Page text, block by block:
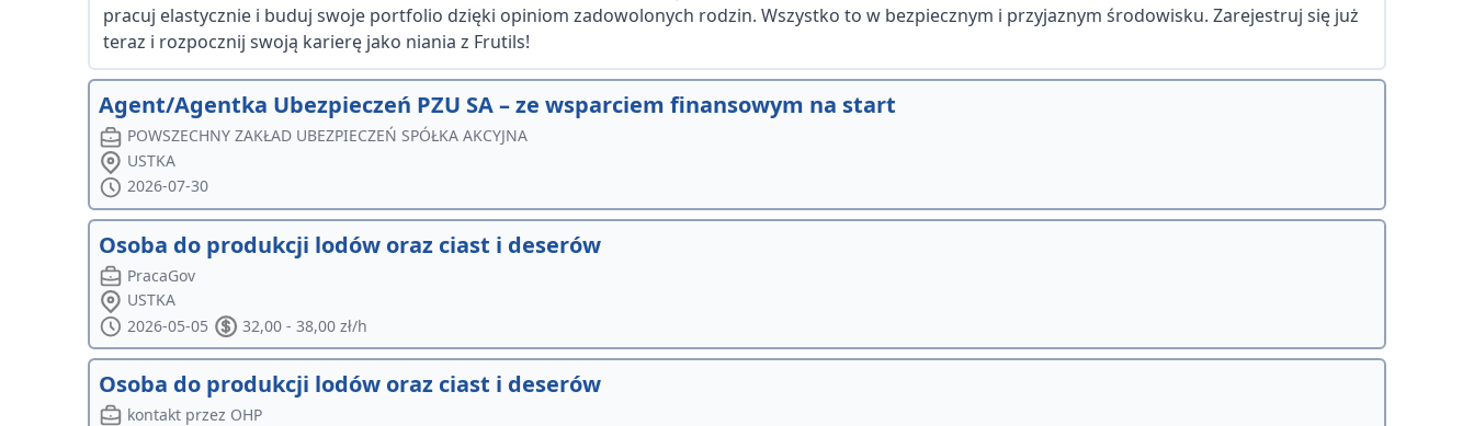
pracuj elastycznie i buduj swoje portfolio dzięki opiniom zadowolonych rodzin. Wszystko to w bezpiecznym i przyjaznym środowisku. Zarejestruj się już
teraz i rozpocznij swoją karierę jako niania z Frutils!
Agent/Agentka Ubezpieczeń PZU SA – ze wsparciem finansowym na start
POWSZECHNY ZAKŁAD UBEZPIECZEŃ SPÓŁKA AKCYJNA
USTKA
2026-07-30
Osoba do produkcji lodów oraz ciast i deserów
PracaGov
USTKA
2026-05-05
32,00 - 38,00 zł/h
Osoba do produkcji lodów oraz ciast i deserów
kontakt przez OHP